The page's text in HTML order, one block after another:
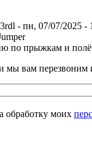
- пн, 07/07/2025 -
по прыжкам и
мы вам перезвоним
обработку моих